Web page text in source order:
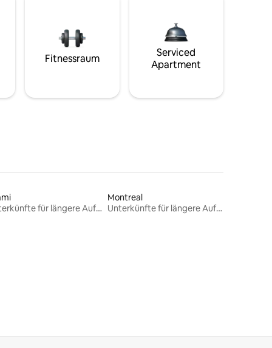
Fitnessraum
Serviced
Apartment
Unterkünfte für längere Aufenthalte
Montreal
Unterkünfte für längere Aufenthalte